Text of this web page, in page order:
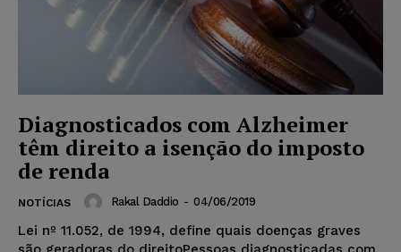
Diagnosticados com Alzheimer
têm direito a isenção do imposto
de renda
NOTÍCIAS Rakal Daddio - 04/06/2019
Lei nº 11.052, de 1994, define quais doenças graves